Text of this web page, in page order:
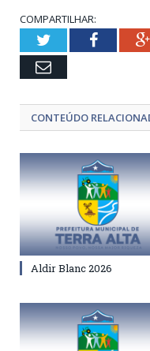
COMPARTILHAR:
TwitterFacebook
Email
CONTEÚDO
Aldir Blanc 2026